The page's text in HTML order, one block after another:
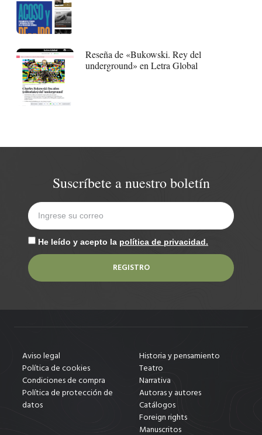
Reseña de «Bukowski. Rey del
underground» en Letra Global
Suscríbete a nuestro boletín
He leído y acepto la política de privacidad.
REGISTRO
Aviso legal
Política de cookies
Condiciones de compra
Política de protección de
datos
Historia y pensamiento
Teatro
Narrativa
Autoras y autores
Catálogos
Foreign rights
Manuscritos